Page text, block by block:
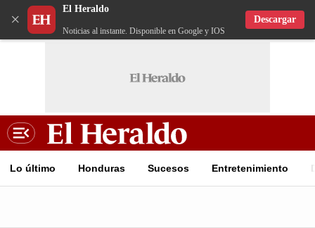
×
El Heraldo
Noticias al instante. Disponible en Google y IOS
Descargar
Lo último Honduras Sucesos Entretenimiento